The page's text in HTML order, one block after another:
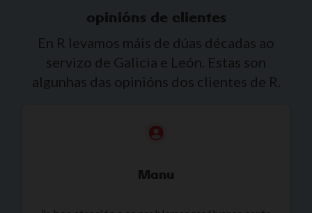
opinións de clientes
En R levamos máis de dúas décadas ao
servizo de Galicia e León. Estas son
algunhas das opinións dos clientes de R.
Manu